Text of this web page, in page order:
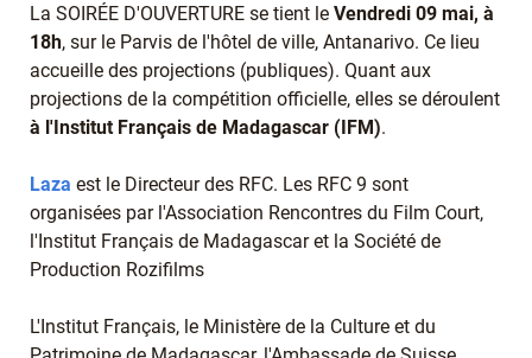
La SOIRÉE D'OUVERTURE se tient le Vendredi 09 mai, à
18h, sur le Parvis de l'hôtel de ville, Antanarivo. Ce lieu
accueille des projections (publiques). Quant aux
projections de la compétition officielle, elles se déroulent
à l'Institut Français de Madagascar (IFM).
Laza est le Directeur des RFC. Les RFC 9 sont
organisées par l'Association Rencontres du Film Court,
l'Institut Français de Madagascar et la Société de
Production Rozifilms
L'Institut Français, le Ministère de la Culture et du